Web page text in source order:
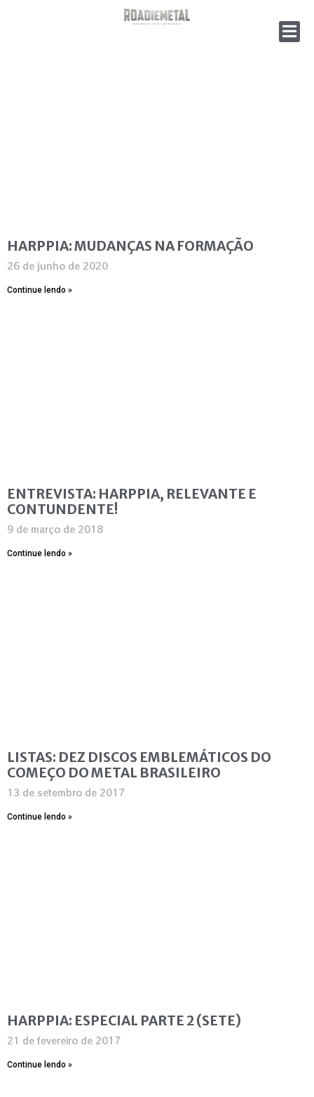
HARPPIA: MUDANÇAS NA FORMAÇÃO
26 de junho de 2020
Continue lendo »
ENTREVISTA: HARPPIA, RELEVANTE E
CONTUNDENTE!
9 de março de 2018
Continue lendo »
LISTAS: DEZ DISCOS EMBLEMÁTICOS DO
COMEÇO DO METAL BRASILEIRO
13 de setembro de 2017
Continue lendo »
HARPPIA: ESPECIAL PARTE 2 (SETE)
21 de fevereiro de 2017
Continue lendo »